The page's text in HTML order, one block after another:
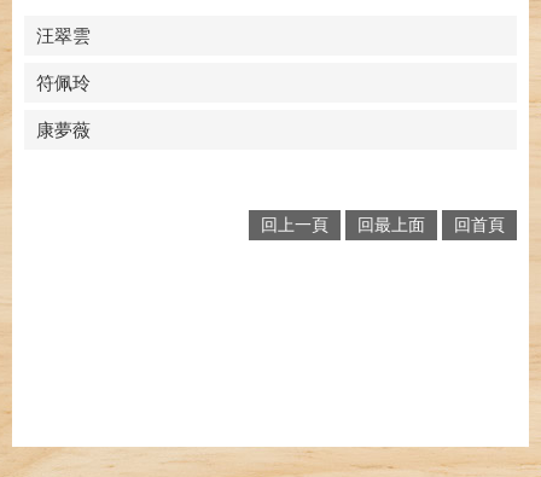
汪翠雲
符佩玲
康夢薇
回上一頁 回最上面 回首頁